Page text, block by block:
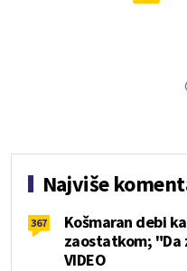
Najviše
367
Košmaran debi
zaostatkom; "Da
VIDEO